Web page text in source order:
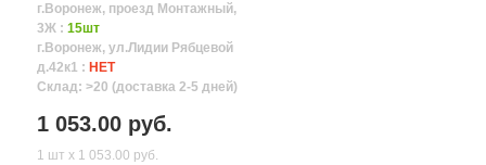
г.Воронеж, проезд Монтажный,
3Ж : 15шт
г.Воронеж, ул.Лидии Рябцевой
д.42к1 : НЕТ
Склад: >20 (доставка 2-5 дней)
1 053.00 руб.
1 шт х 1 053.00 руб.